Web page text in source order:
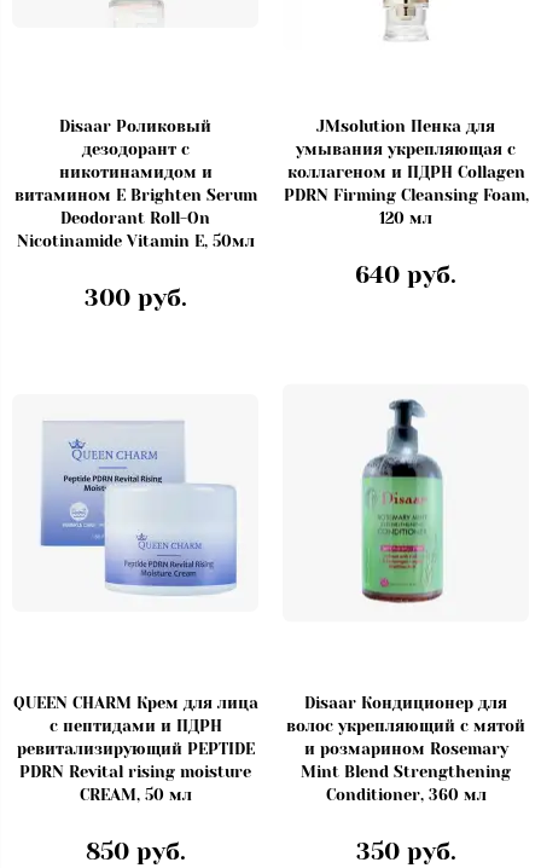
Disaar Роликовый
дезодорант с
никотинамидом и
витамином Е Brighten Serum
Deodorant Roll-On
Nicotinamide Vitamin E, 50мл
300 руб.
JMsolution Пенка для
умывания укрепляющая с
коллагеном и ПДРН Collagen
PDRN Firming Cleansing Foam,
120 мл
640 руб.
QUEEN CHARM Крем для лица
с пептидами и ПДРН
ревитализирующий PEPTIDE
PDRN Revital rising moisture
CREAM, 50 мл
850 руб.
Disaar Кондиционер для
волос укрепляющий с мятой
и розмарином Rosemary
Mint Blend Strengthening
Conditioner, 360 мл
350 руб.